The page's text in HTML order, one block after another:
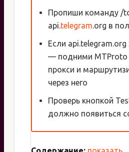
Пропиши команду /
api.telegram.org в
Если
— подними MTProto
прокси и
через него
Проверь кнопкой
должно появиться